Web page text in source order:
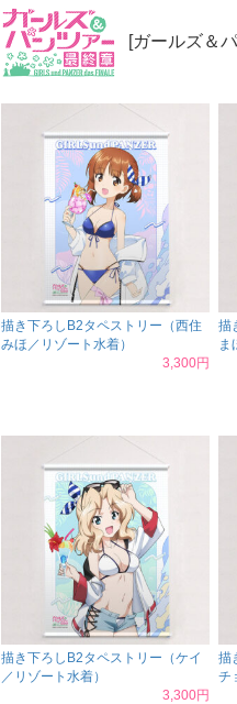
[ガールズ＆
描き下ろしB2タペストリー（西住
みほ／リゾート水着）
3,300円
描
ま
描き下ろしB2タペストリー（ケイ
／リゾート水着）
3,300円
描
チ